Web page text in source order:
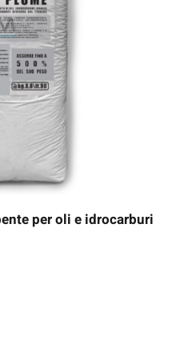
per oli e idrocarburi